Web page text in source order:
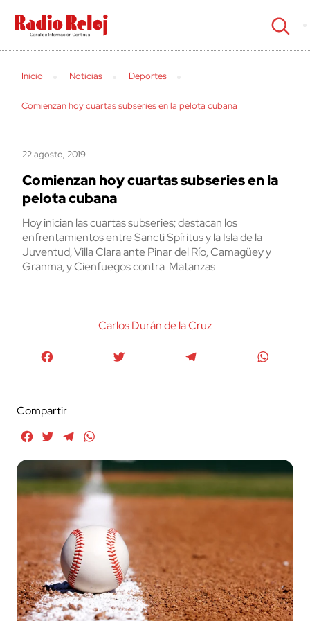
cerrar
Inicio Noticias Deportes
Comienzan hoy cuartas subseries en la pelota cubana
22 agosto, 2019
Comienzan hoy cuartas subseries en la
pelota cubana
Hoy inician las cuartas subseries; destacan los
enfrentamientos entre Sancti Spíritus y la Isla de la
Juventud, Villa Clara ante Pinar del Río, Camagüey y
Granma, y Cienfuegos contra Matanzas
Carlos Durán de la Cruz
Compartir
FacebookTwitterTelegram